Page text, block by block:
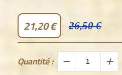
21,20€ 26,50 €
Quantité :